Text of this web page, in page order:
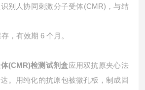
别人协同刺激分子受体(CMR)，与结
，有效期 6 个月。
(CMR)检测试剂盒应用双抗原夹心法
。用纯化的抗原包被微孔板，制成固